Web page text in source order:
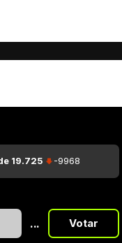
19.725 -9968
... Votar